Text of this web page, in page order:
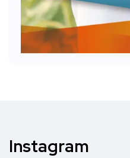
Instagram